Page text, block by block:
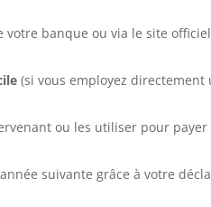
votre banque ou via le site officiel
(si vous employez directement
ou les utiliser pour
suivante grâce à votre